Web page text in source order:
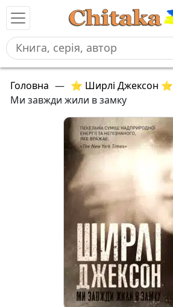
Головна — ⭐ Ширлі Джексон ⭐
Ми завжди жили в замку